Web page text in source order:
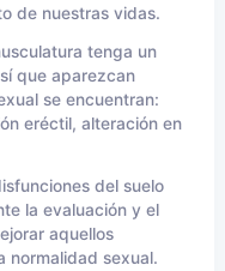
de nuestras vidas.
tenga un
que aparezcan
se encuentran:
eréctil, alteración en
del suelo
la evaluación y el
aquellos
normalidad sexual.